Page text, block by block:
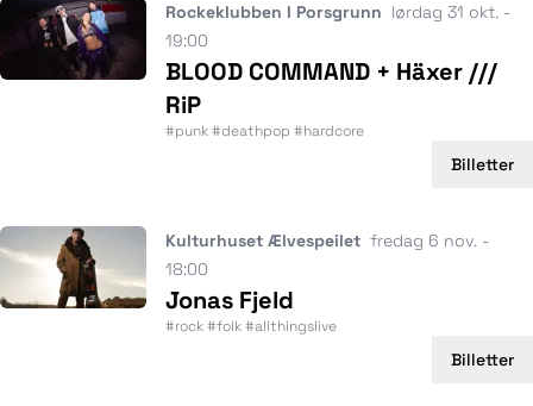
Rockeklubben I Porsgrunn lørdag 31 okt. -
19:00
BLOOD COMMAND + Häxer ///
RiP
#punk #deathpop #hardcore
Billetter
Kulturhuset Ælvespeilet fredag 6 nov. -
18:00
Jonas Fjeld
#rock #folk #allthingslive
Billetter